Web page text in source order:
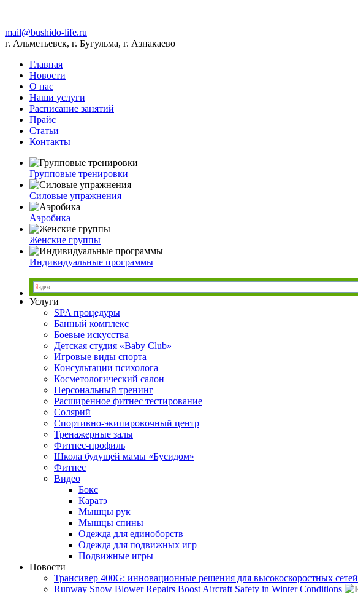
mail@bushido-life.ru
г. Альметьевск, г. Бугульма, г. Азнакаево
Главная
Новости
О нас
Наши услуги
Расписание занятий
Прайс
Статьи
Контакты
Групповые тренировки
Силовые упражнения
Аэробика
Женские группы
Индивидуальные программы
Услуги
SPA процедуры
Банный комплекс
Боевые искусства
Детская студия «Baby Club»
Игровые виды спорта
Консультации психолога
Косметологический салон
Персональный тренинг
Расширенное фитнес тестирование
Солярий
Спортивно-экипировочный центр
Тренажерные залы
Фитнес-профиль
Школа будущей мамы «Бусидом»
Фитнес
Видео
Бокс
Каратэ
Мышцы рук
Мышцы спины
Одежда для единоборств
Одежда для подвижных игр
Подвижные игры
Новости
Трансивер 400G: инновационные решения для высокоскоростных сетей
Runway Snow Blower Repairs Boost Aircraft Safety in Winter Conditions